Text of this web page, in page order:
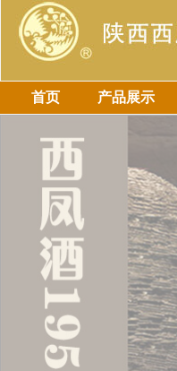
首页 产品展示